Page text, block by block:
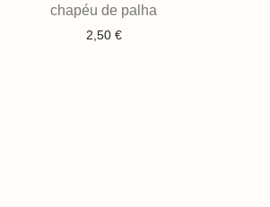
chapéu de palha
2,50 €